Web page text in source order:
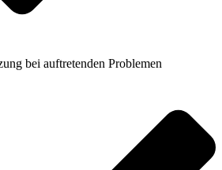
bei auftretenden Problemen